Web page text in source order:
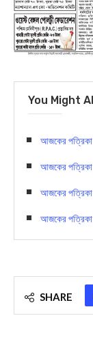
You Might
আজকের পত্রিকা
আজকের পত্রিকা
আজকের
আজকের
SHARE